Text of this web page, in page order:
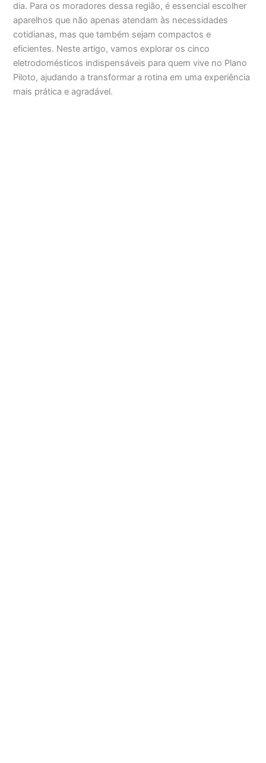
dia. Para os moradores dessa região, é essencial escolher
aparelhos que não apenas atendam às necessidades
cotidianas, mas que também sejam compactos e
eficientes. Neste artigo, vamos explorar os cinco
eletrodomésticos indispensáveis para quem vive no Plano
Piloto, ajudando a transformar a rotina em uma experiência
mais prática e agradável.